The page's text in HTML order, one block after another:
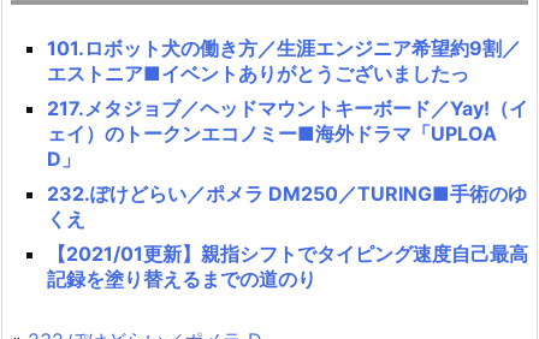
101.ロボット犬の働き方／生涯エンジニア希望約9割／
エストニア■イベントありがとうございましたっ
217.メタジョブ／ヘッドマウントキーボード／Yay!（イ
ェイ）のトークンエコノミー■海外ドラマ「UPLOA
D」
232.ぽけどらい／ポメラ DM250／TURING■手術のゆ
くえ
【2021/01更新】親指シフトでタイピング速度自己最高
記録を塗り替えるまでの道のり